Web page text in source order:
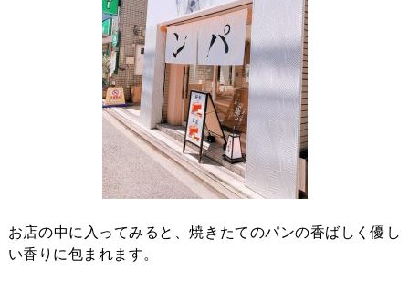
お店の中に入ってみると、焼きたてのパンの香ばしく優し
い香りに包まれます。